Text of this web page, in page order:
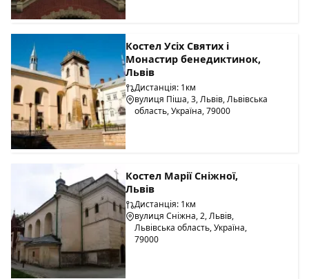
Костел Усіх Святих і
Монастир бенедиктинок,
Львів
Дистанція: 1км
вулиця Піша, 3, Львів, Львівська
область, Україна, 79000
Костел Марії Сніжної,
Львів
Дистанція: 1км
вулиця Сніжна, 2, Львів,
Львівська область, Україна,
79000